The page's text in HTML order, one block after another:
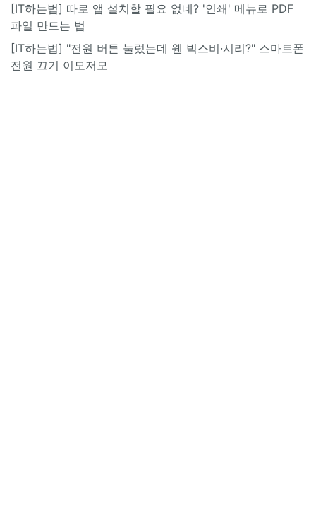
[IT하는법] 따로 앱 설치할 필요 없네? '인쇄' 메뉴로 PDF
파일 만드는 법
[IT하는법] "전원 버튼 눌렀는데 웬 빅스비·시리?" 스마트폰
전원 끄기 이모저모